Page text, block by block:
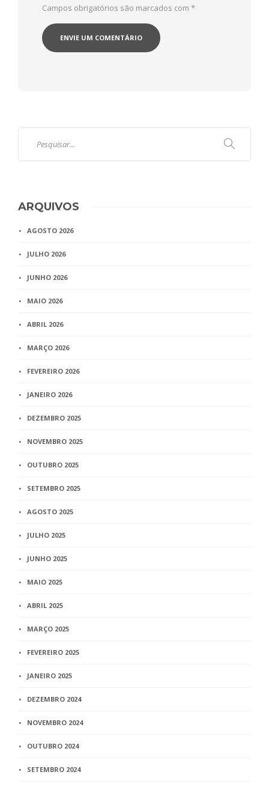
Campos obrigatórios são marcados com *
ARQUIVOS
AGOSTO 2026
JULHO 2026
JUNHO 2026
MAIO 2026
ABRIL 2026
MARÇO 2026
FEVEREIRO 2026
JANEIRO 2026
DEZEMBRO 2025
NOVEMBRO 2025
OUTUBRO 2025
SETEMBRO 2025
AGOSTO 2025
JULHO 2025
JUNHO 2025
MAIO 2025
ABRIL 2025
MARÇO 2025
FEVEREIRO 2025
JANEIRO 2025
DEZEMBRO 2024
NOVEMBRO 2024
OUTUBRO 2024
SETEMBRO 2024